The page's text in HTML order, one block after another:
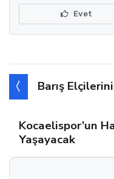
Evet
Barış
Kocaelispor’un
Yaşayacak